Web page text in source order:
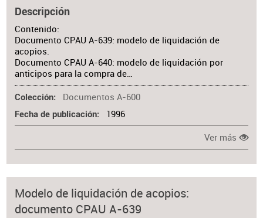
Descripción
Contenido:
Documento CPAU A-639: modelo de liquidación de
acopios.
Documento CPAU A-640: modelo de liquidación por
anticipos para la compra de…
Colección Documentos A-600
Fecha de publicación 1996
Ver más
Modelo de liquidación de acopios:
documento CPAU A-639